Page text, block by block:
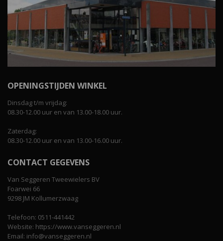
OPENINGSTIJDEN WINKEL
Dinsdag t/m vrijdag:
08.30-12.00 uur en van 13.00-18.00 uur.
Zaterdag:
08.30-12.00 uur en van 13.00-16.00 uur.
CONTACT GEGEVENS
Van Seggeren Tweewielers BV
Foarwei 66
9298 JM Kollumerzwaag
Telefoon: 0511-441442
Website: https://www.vanseggeren.nl
Email: info@vanseggeren.nl